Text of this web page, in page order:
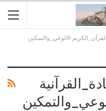
#الوعي_والتمكين